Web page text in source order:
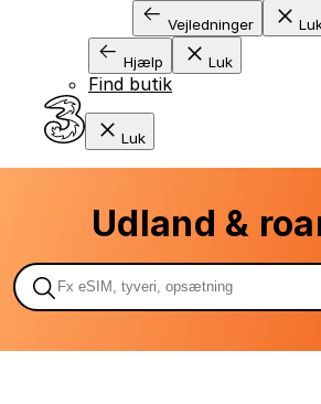
Vejledninger
Hjælp Luk
Find butik
Luk
Udland &